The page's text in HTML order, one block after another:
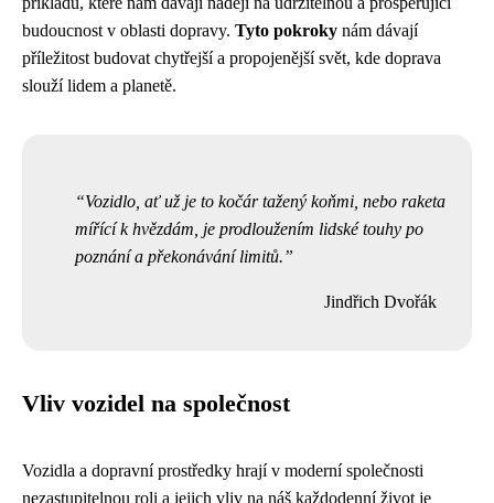
budoucnost v oblasti dopravy. Tyto pokroky nám dávají
příležitost budovat chytřejší a propojenější svět, kde doprava
slouží lidem a planetě.
Vozidlo, ať už je to kočár tažený koňmi, nebo raketa
mířící k hvězdám, je prodloužením lidské touhy po
poznání a překonávání limitů.
Jindřich Dvořák
Vliv vozidel na společnost
Vozidla a dopravní prostředky hrají v moderní společnosti
nezastupitelnou roli a jejich vliv na náš každodenní život je